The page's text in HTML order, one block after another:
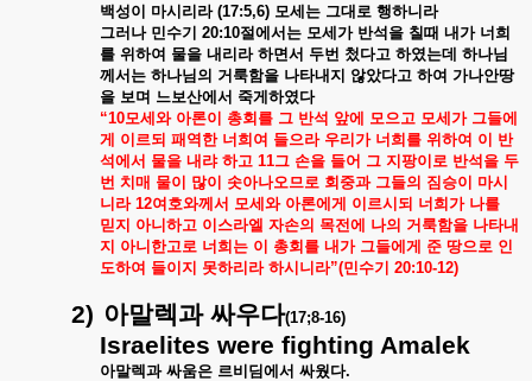
백성이
마시리라 (17:5,6) 모세는 그대로 행하니라
그러나 민수기 20:10절에서는 모세가 반석을 칠때 내가 너희
를 위하여 물을 내리라 하면서 두번 첬다고 하였는데
하나님
께서는 하나님의 거룩함을 나타내지 않았다고 하여 가나안땅
을 보며 느보산에서 죽게하였다
“10모세와 아론이 총회를 그 반석 앞에 모으고 모세가 그들에
게 이르되 패역한 너희여 들으라 우리가 너희를 위하여 이
반
석에서 물을 내랴 하고 11그 손을 들어 그 지팡이로 반석을 두
번 치매 물이 많이 솟아나오므로 회중과 그들의 짐승이
마시
니라12여호와께서 모세와 아론에게 이르시되 너희가 나를
믿지 아니하고 이스라엘 자손의 목전에 나의 거룩함을 나타내
지 아니한고로 너희는 이 총회를 내가 그들에게 준 땅으로 인
도하여 들이지 못하리라 하시니라”(민수기 20:10-12)
2) 아말렉과 싸우다(17;8-16)
Israelites were fighting Amalek
아말렉과 싸움은 르비딤에서 싸웠다.